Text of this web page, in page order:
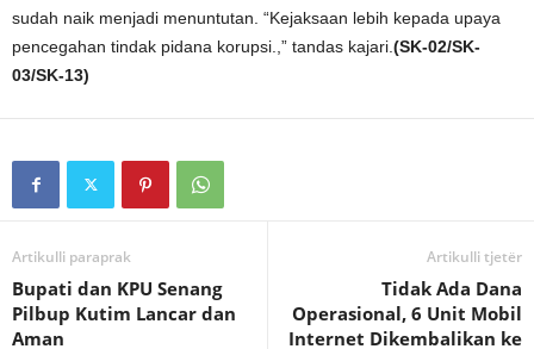
sudah naik menjadi menuntutan. “Kejaksaan lebih kepada upaya
pencegahan tindak pidana korupsi.,” tandas kajari. (SK-02/SK-
03/SK-13)
Artikulli paraprak
Bupati dan KPU Senang
Pilbup Kutim Lancar dan
Aman
Artikulli tjetër
Tidak Ada Dana
Operasional, 6 Unit Mobil
Internet Dikembalikan ke